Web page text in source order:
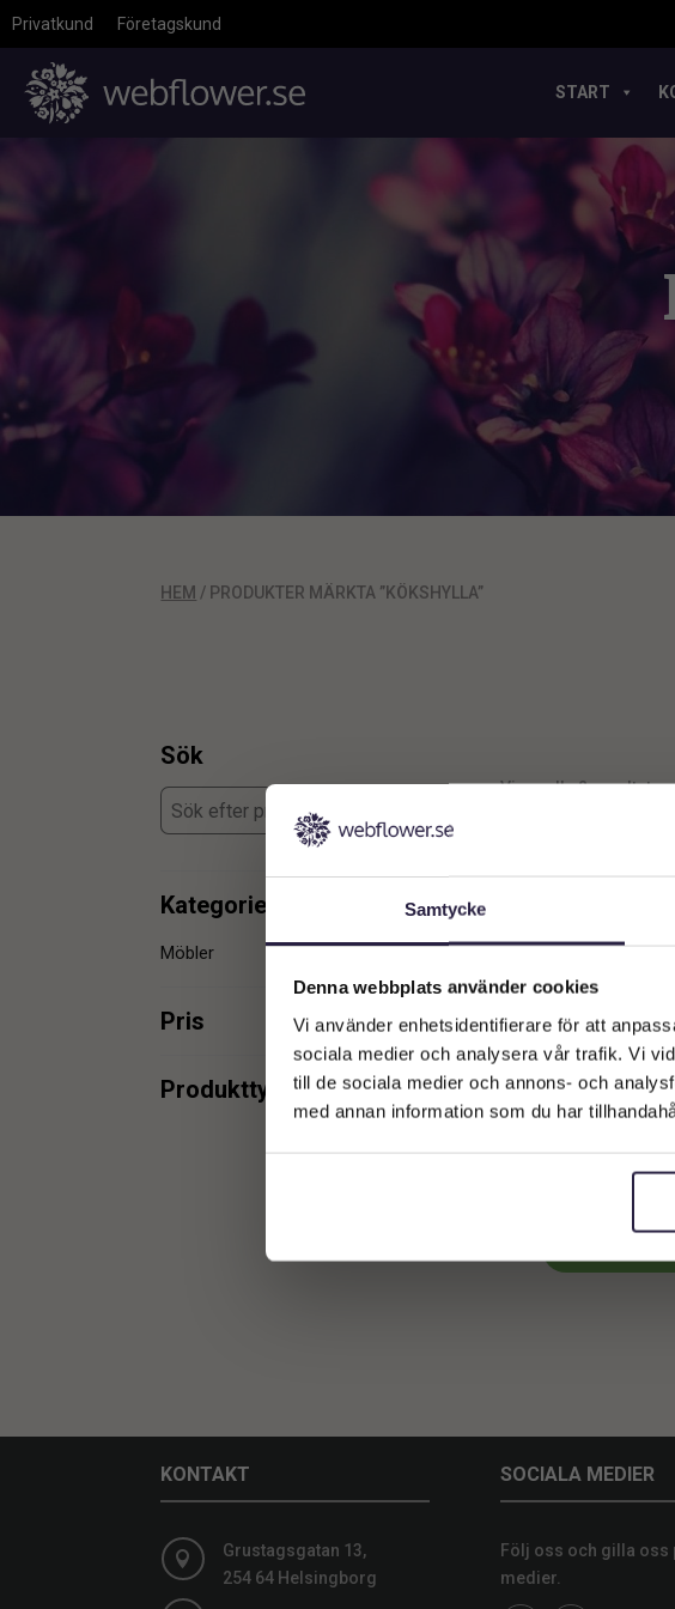
Samtycke
Denna webbplats använder cookies
Vi använder enhetsidentifierare för att
sociala medier och analysera vår trafik. Vi
till de sociala medier och annons- och
med annan information som du har
Privatkund Företagskund
START
HEM / PRODUKTER MÄRKTA ”KÖKSHYLLA”
Sök
Kategorier
Möbler 2
Pris
max.
Produkttyper
Visar alla 2 resultat
KONTAKT

Grustagsgatan 13,
254 64 Helsingborg
SOCIALA MEDIER
Följ oss och gilla oss
medier.
Vilken typ av